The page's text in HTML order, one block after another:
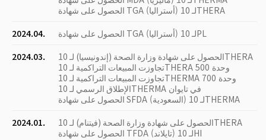
الحصول على شهادة TGA (أستراليا) لـ 10THERA
2024.04.
الحصول على شهادة TGA (أستراليا) لـ 10PL
2024.03.
الحصول على شهادة وزارة الصحة (إندونيسيا) لـ 10THERA
تجاوزت المبيعات التراكمية لـ 10THERA 500 وحدة
تجاوزت المبيعات التراكمية لـ 10THERMA 700 وحدة
الإطلاق الرسمي لـ 10THERMA في تايوان
الحصول على شهادة SFDA (السعودية) لـ 10THERMA
2024.01.
الحصول على شهادة وزارة الصحة (فيتنام) لـ 10THERA
الحصول على شهادة TFDA (تايلاند) لـ 10HI